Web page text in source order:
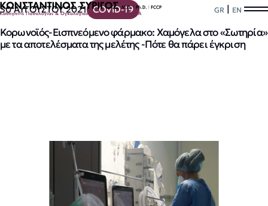
GR | EN
30 ΑΥΓΟΥΣΤΟΥ 2021 COVID-19
Κορωνοϊός-Εισπνεόμενο φάρμακο: Χαμόγελα στο «Σωτηρία»
με τα αποτελέσματα της μελέτης -Πότε θα πάρει έγκριση